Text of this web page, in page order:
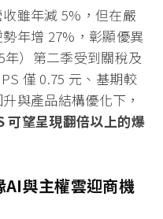
雖年減 5%，但在嚴
年增 27%，彰顯優異
）第二季受到關稅及
僅 0.75 元、基期較
與產品結構優化下，
可望呈現翻倍以上的爆
AI與主權雲迎商機